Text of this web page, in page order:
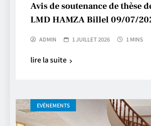
Avis de soutenance de thèse
LMD HAMZA Billel 09/07/
ADMIN 1 JUILLET 2026 1 MINS
lire la suite
EVÉNEMENTS